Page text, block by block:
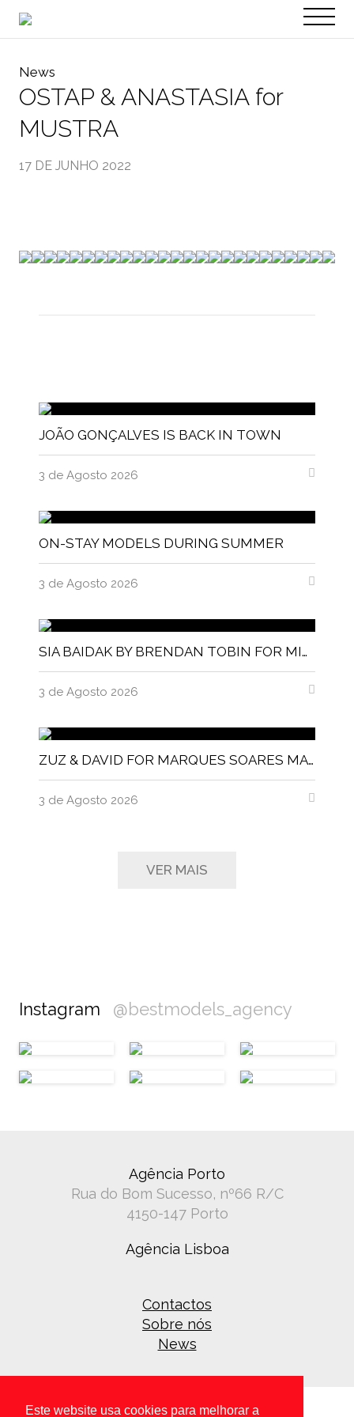
Este website usa cookies para melhorar a
EN
News
OSTAP & ANASTASIA for
MUSTRA
17 DE JUNHO 2022
JOÃO GONÇALVES IS BACK IN TOWN
3 de Agosto 2026
ON-STAY MODELS DURING SUMMER
3 de Agosto 2026
SIA BAIDAK BY BRENDAN TOBIN FOR MISC MAGAZINE
3 de Agosto 2026
ZUZ & DAVID FOR MARQUES SOARES MAGNITUDE MAGAZINE
3 de Agosto 2026
VER MAIS
Instagram @bestmodels_agency
Agência Porto
Rua do Bom Sucesso, nº66 R/C
4150-147 Porto
Agência Lisboa
Contactos
Sobre nós
News